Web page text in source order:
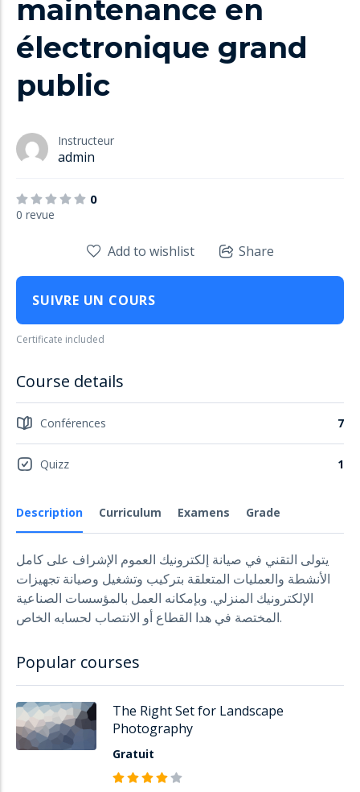
Inscription en Ligne
Bourses
maintenance en
électronique grand
public
Instructeur
admin
0
0 revue
Description Curriculum Examens Grade
يتولى التقني في صيانة إلكترونيك العموم الإشراف على كامل
الأنشطة والعمليات المتعلقة بتركيب وتشغيل وصيانة تجهيزات
الإلكترونيك المنزلي. وبإمكانه العمل بالمؤسسات الصناعية
المختصة في هدا القطاع أو الانتصاب لحسابه الخاص.
Add to wishlist Share
SUIVRE UN COURS
Certificate included
Course details
Conférences 7
Quizz 1
Popular courses
The Right Set for Landscape
Photography
Gratuit